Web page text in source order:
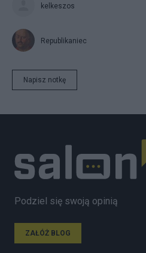
kelkeszos
Republikaniec
Napisz notkę
Podziel się swoją opinią
ZAŁÓŻ BLOG